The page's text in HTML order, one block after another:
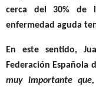
cerca del 30% de
enfermedad aguda
En este sentido,
Federación Española
muy importante que,